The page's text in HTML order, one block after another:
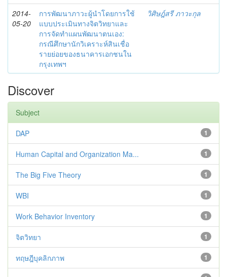
2014-
05-20
การพัฒนาภาวะผู้นำโดยการใช้
แบบประเมินทางจิตวิทยาและ
การจัดทำแผนพัฒนาตนเอง:
กรณีศึกษานักวิเคราะห์สินเชื่อ
รายย่อยของธนาคารเอกชนใน
กรุงเทพฯ
วิศิษฎ์สรี ภาวะกุล
Discover
Subject
1
DAP
1
Human Capital and Organization Ma...
1
The Big Five Theory
1
WBI
1
Work Behavior Inventory
1
จิตวิทยา
1
ทฤษฎีบุคลิกภาพ